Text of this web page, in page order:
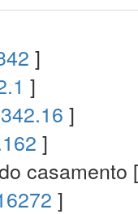
]
]
342.16 ]
]
]